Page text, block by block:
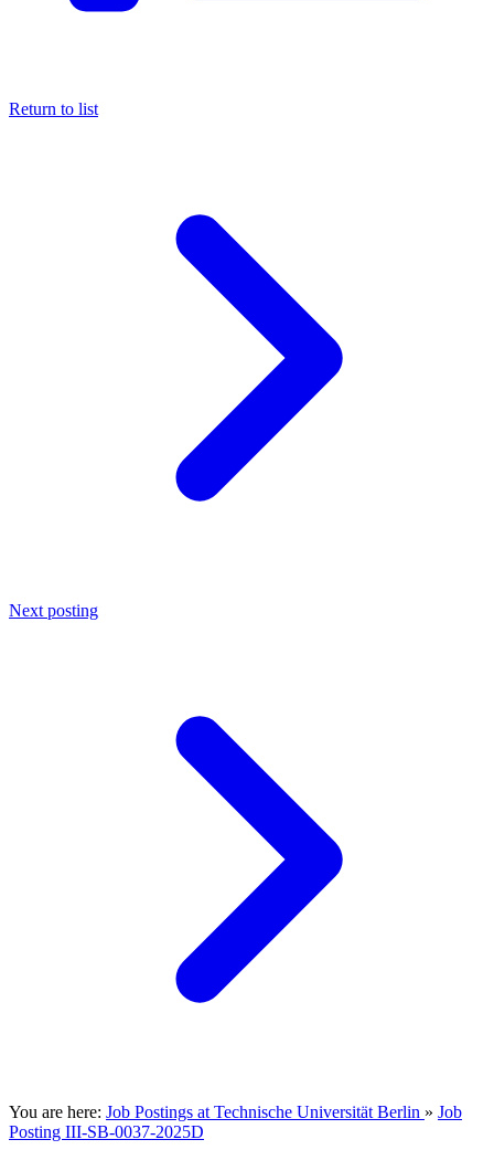
Return to list
Next posting
You are here: Job Postings at Technische Universität Berlin » Job
Posting III-SB-0037-2025D